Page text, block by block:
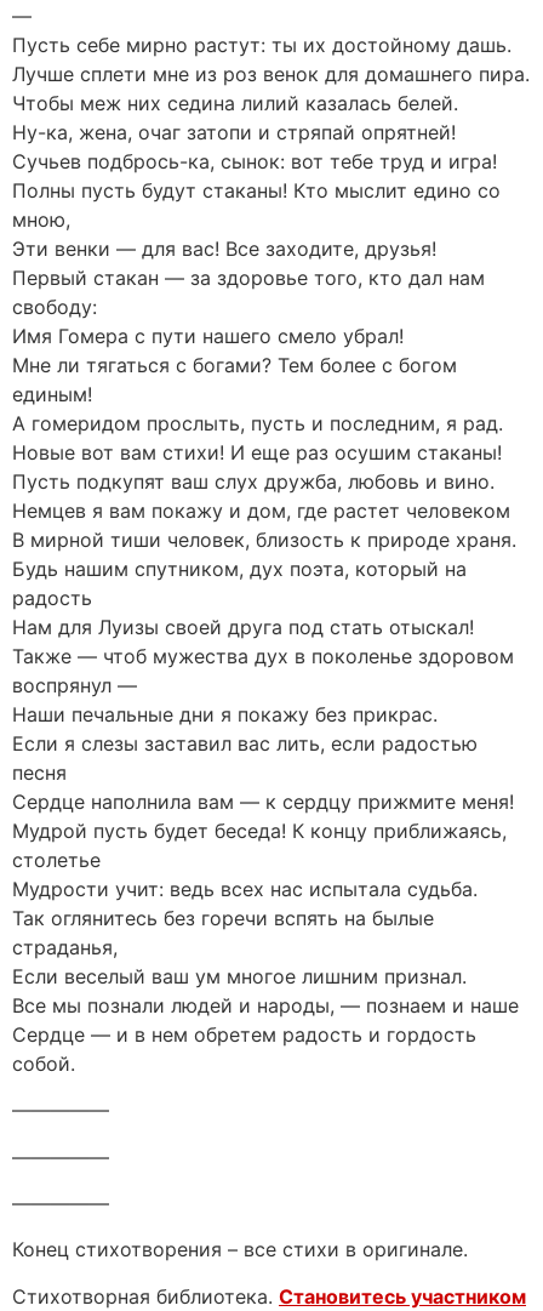
—
Пусть себе мирно растут: ты их достойному дашь.
Лучше сплети мне из роз венок для домашнего пира.
Чтобы меж них седина лилий казалась белей.
Ну-ка, жена, очаг затопи и стряпай опрятней!
Сучьев подбрось-ка, сынок: вот тебе труд и игра!
Полны пусть будут стаканы! Кто мыслит едино со
мною,
Эти венки — для вас! Все заходите, друзья!
Первый стакан — за здоровье того, кто дал нам
свободу:
Имя Гомера с пути нашего смело убрал!
Мне ли тягаться с богами? Тем более с богом
единым!
А гомеридом прослыть, пусть и последним, я рад.
Новые вот вам стихи! И еще раз осушим стаканы!
Пусть подкупят ваш слух дружба, любовь и вино.
Немцев я вам покажу и дом, где растет человеком
В мирной тиши человек, близость к природе храня.
Будь нашим спутником, дух поэта, который на
радость
Нам для Луизы своей друга под стать отыскал!
Также — чтоб мужества дух в поколенье здоровом
воспрянул —
Наши печальные дни я покажу без прикрас.
Если я слезы заставил вас лить, если радостью
песня
Сердце наполнила вам — к сердцу прижмите меня!
Мудрой пусть будет беседа! К концу приближаясь,
столетье
Мудрости учит: ведь всех нас испытала судьба.
Так оглянитесь без горечи вспять на былые
страданья,
Если веселый ваш ум многое лишним признал.
Все мы познали людей и народы, — познаем и наше
Сердце — и в нем обретем радость и гордость
собой.
—————
—————
—————
Конец стихотворения – все стихи в оригинале.
Стихотворная библиотека. Становитесь участником